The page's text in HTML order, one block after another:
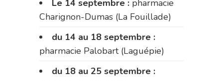
Le 14 septembre : pharmacie
Charignon-Dumas (La Fouillade)
du 14 au 18 septembre :
pharmacie Palobart (Laguépie)
du 18 au 25 septembre :